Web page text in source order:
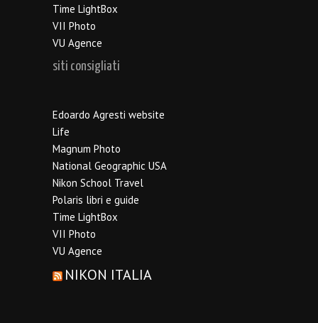
Time LightBox
VII Photo
VU Agence
siti consigliati
Edoardo Agresti website
Life
Magnum Photo
National Geographic USA
Nikon School Travel
Polaris libri e guide
Time LightBox
VII Photo
VU Agence
NIKON ITALIA